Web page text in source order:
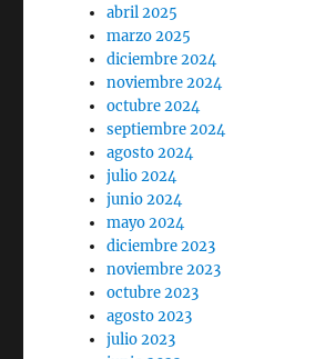
abril 2025
marzo 2025
diciembre 2024
noviembre 2024
octubre 2024
septiembre 2024
agosto 2024
julio 2024
junio 2024
mayo 2024
diciembre 2023
noviembre 2023
octubre 2023
agosto 2023
julio 2023